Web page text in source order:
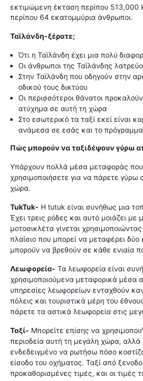
εκτιμώμενη έκταση περίπου 513,000
περίπου 64 εκατομμύρια άνθρωποι.
Ταϊλάνδη-ξέρατε;
Ότι η Ταϊλάνδη έχει μια πολύ
Οι άνθρωποι της Ταϊλάνδης
Στην Ταϊλάνδη που οδηγούν στην
οδικού τους δικτύου
Οι περισσότεροι θάνατοι
ατύχημα σε αυτή τη χώρα
Στο εσωτερικό τα ταξί εκεί είναι
ανάμεσα σε εσάς και το
Πώς μπορούν να ταξιδέψουν γύρω
Υπάρχουν πολλά μέσα μεταφοράς που
χρησιμοποιήσετε για να πάρετε
χώρα.
TukTuk- Η tutuk είναι συνήθως μια
Έχει τρεις ρόδες και αυτό μοιάζει
μοτοσικλέτα γίνεται
πλαίσιο που μπορεί να μεταφέρει
μπορούν να βρεθούν σε κάθε ενιαία
Λεωφορεία- Τα λεωφορεία είναι
χρησιμοποιούμενα μεταφορικά μέσα
υπηρεσίες λεωφορείων ενταχθούν
πόλεις και τουριστικά μέρη του
πάρετε τα αστικά λεωφορεία στις
Ταξί- Μπορείτε επίσης να
περιοδεία αυτή τη μεγάλη χώρα, αλλά
ενδεδειγμένο να ρωτήσω πόσο
είσοδο του οχήματος. Ταξί από
προκαθορισµένες τιµές, και οι τιμές